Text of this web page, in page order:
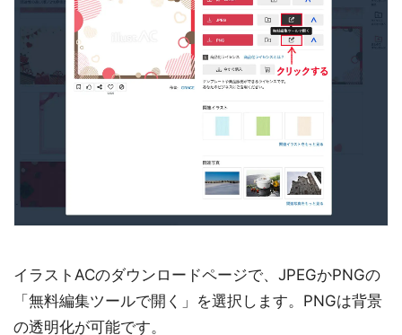
イラストACのダウンロードページで、JPEGかPNGの
「無料編集ツールで開く」を選択します。PNGは背景
の透明化が可能です。